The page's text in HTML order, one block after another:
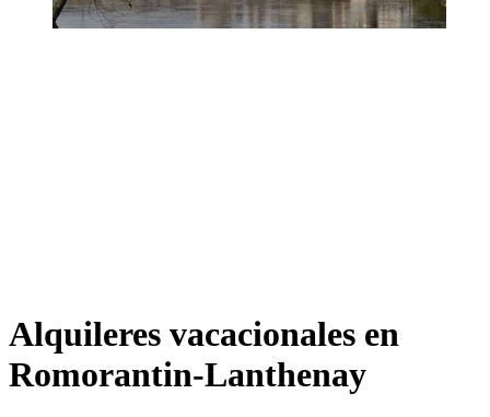
Alquileres vacacionales en
Romorantin-Lanthenay